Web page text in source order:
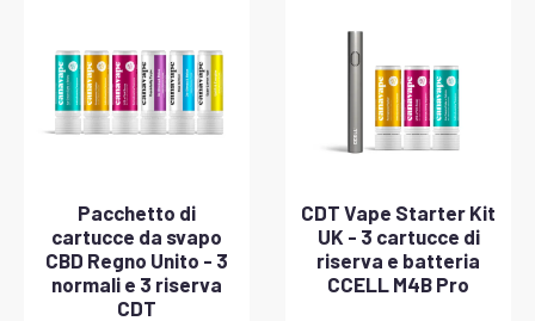
Pacchetto di
cartucce da svapo
CBD Regno Unito - 3
normali e 3 riserva
CDT
CDT Vape Starter Kit
UK - 3 cartucce di
riserva e batteria
CCELL M4B Pro